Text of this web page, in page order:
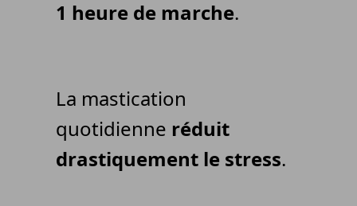
1 heure de marche.
La mastication
quotidienne réduit
drastiquement le stress.